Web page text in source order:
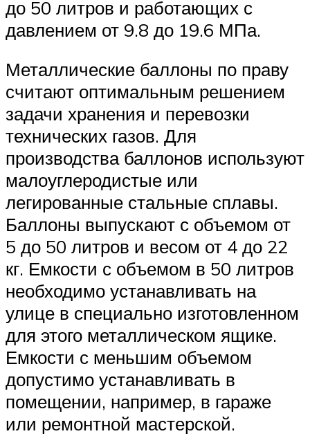
до 50 литров и работающих с
давлением от 9.8 до 19.6 МПа.
Металлические баллоны по праву
считают оптимальным решением
задачи хранения и перевозки
технических газов. Для
производства баллонов используют
малоуглеродистые или
легированные стальные сплавы.
Баллоны выпускают с объемом от
5 до 50 литров и весом от 4 до 22
кг. Емкости с объемом в 50 литров
необходимо устанавливать на
улице в специально изготовленном
для этого металлическом ящике.
Емкости с меньшим объемом
допустимо устанавливать в
помещении, например, в гараже
или ремонтной мастерской.